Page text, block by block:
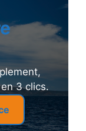
3 clics.